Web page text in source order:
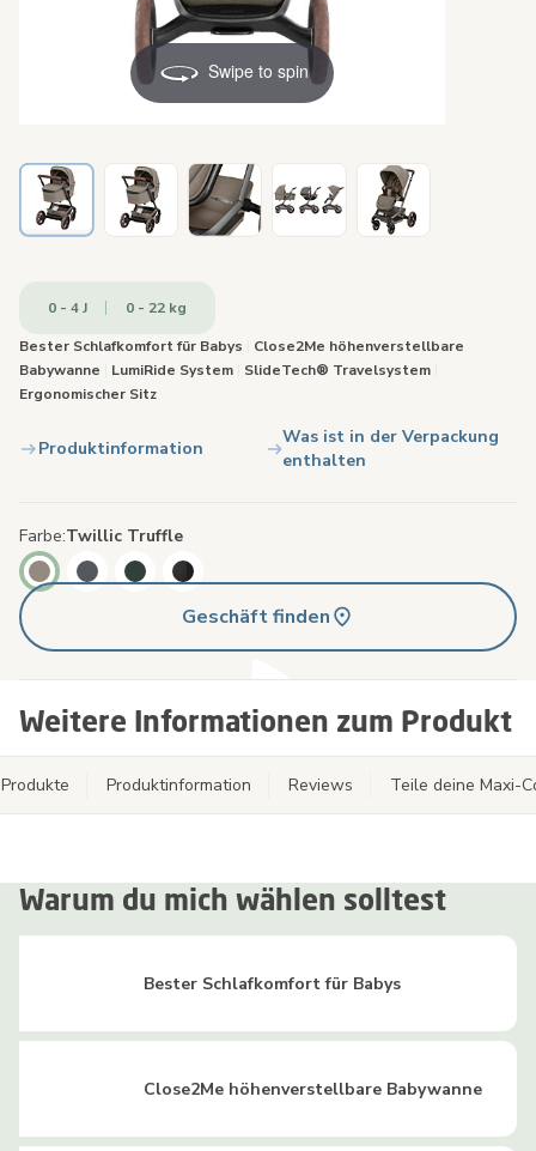
Swipe to spin
0 - 4 J
0 - 22 kg
Bester Schlafkomfort für Babys
Close2Me höhenverstellbare
Babywanne
LumiRide System SlideTech® Travelsystem
Ergonomischer Sitz
Produktinformation
Was ist in der Verpackung
enthalten
Farbe Twillic Truffle
Geschäft finden
Weitere Informationen zum Produkt
Produktinformation Reviews Teile deine Maxi-
Warum du mich wählen solltest
Bester Schlafkomfort für Babys
Close2Me höhenverstellbare Babywanne